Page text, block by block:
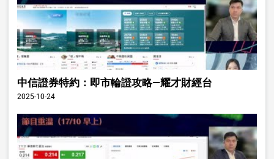
中信證券特約：即市輪證攻略—耀才財經台
2025-10-24